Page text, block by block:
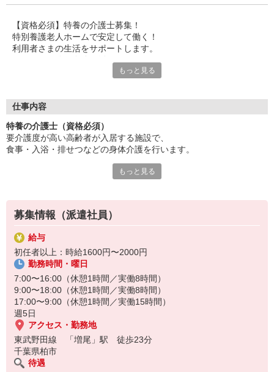
【資格必須】特養の介護士募集！
特別養護老人ホームで安定して働く！
利用者さまの生活をサポートします。
資格手当や夜勤手当も充実しています。
施設ならではの安心感と安定性。
チームで協力し合える環境です。
専門性の高い介護を実践できます！
スキルアップ研修も豊富にご用意。
あなたの頑張りをしっかり評価します。
やりがいのある仕事に挑戦しませんか？
もっと見る
仕事内容
特養の介護士（資格必須）
要介護度が高い高齢者が入居する施設で、
食事・入浴・排せつなどの身体介護を行います。
利用者さまの日常生活をサポートし、
資格をお持ちの方はしっかりと活かせる環境があります♪
もっと見る
募集情報（派遣社員）
給与
初任者以上：時給1600円〜2000円
勤務時間・曜日
7:00〜16:00（休憩1時間／実働8時間）
9:00〜18:00（休憩1時間／実働8時間）
17:00〜9:00（休憩1時間／実働15時間）
週5日
アクセス・勤務地
東武野田線 「増尾」駅 徒歩23分
千葉県柏市
待遇